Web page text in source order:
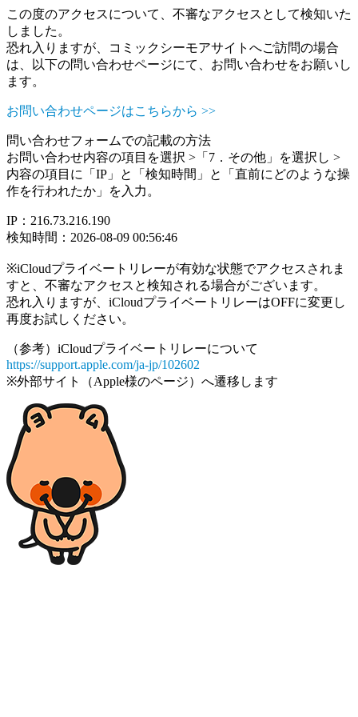
この度のアクセスについて、不審なアクセスとして検知いた
しました。
恐れ入りますが、コミックシーモアサイトへご訪問の場合
は、以下の問い合わせページにて、お問い合わせをお願いし
ます。
お問い合わせページはこちらから >>
問い合わせフォームでの記載の方法
お問い合わせ内容の項目を選択 >「7．その他」を選択し >
内容の項目に「IP」と「検知時間」と「直前にどのような操
作を行われたか」を入力。
IP：216.73.216.190
検知時間：2026-08-09 00:56:46
※iCloudプライベートリレーが有効な状態でアクセスされま
すと、不審なアクセスと検知される場合がございます。
恐れ入りますが、iCloudプライベートリレーはOFFに変更し
再度お試しください。
（参考）iCloudプライベートリレーについて
https://support.apple.com/ja-jp/102602
※外部サイト（Apple様のページ）へ遷移します